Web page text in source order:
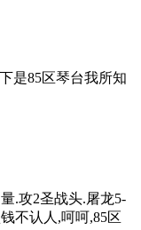
是85区琴台我所知
.攻2圣战头.屠龙5-
不认人,呵呵,85区